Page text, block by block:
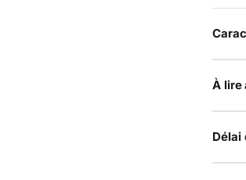
À lire
Délai